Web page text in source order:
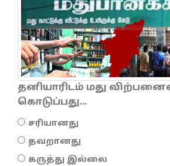
தனியாரிடம் மது
கொடுப்பது...
சரியானது
தவறானது
கருத்து இல்லை